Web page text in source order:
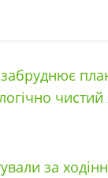
за